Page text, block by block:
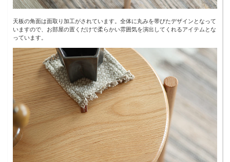
天板の角面は面取り加工がされています。全体に丸みを帯びたデザインとなって
いますので、お部屋の置くだけで柔らかい雰囲気を演出してくれるアイテムとな
っています。